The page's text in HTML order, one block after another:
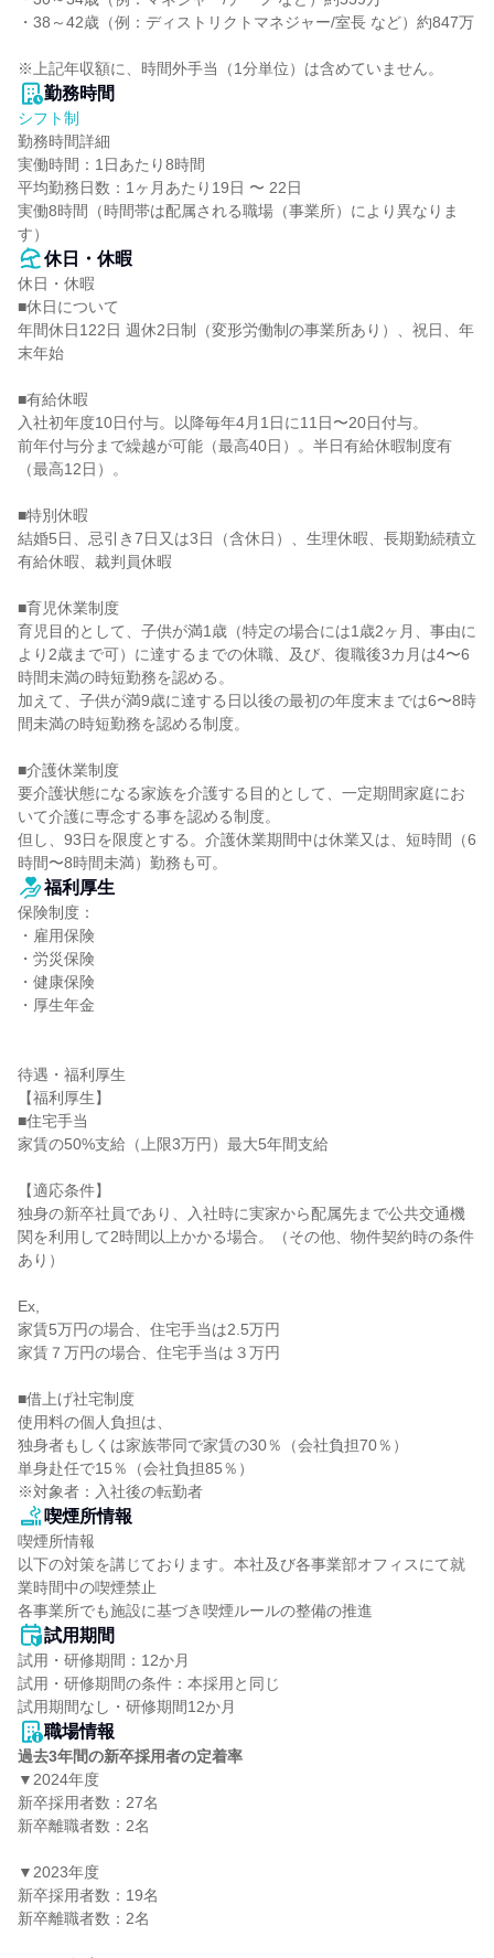
・38～42歳（例：ディストリクトマネジャー/室長 など）約847万
※上記年収額に、時間外手当（1分単位）は含めていません。
勤務時間
シフト制
勤務時間詳細
実働時間：1日あたり8時間
平均勤務日数：1ヶ月あたり19日 〜 22日
実働8時間（時間帯は配属される職場（事業所）により異なりま
す）
休日・休暇
休日・休暇
■休日について
年間休日122日 週休2日制（変形労働制の事業所あり）、祝日、年
末年始
■有給休暇
入社初年度10日付与。以降毎年4月1日に11日〜20日付与。
前年付与分まで繰越が可能（最高40日）。半日有給休暇制度有
（最高12日）。
■特別休暇
結婚5日、忌引き7日又は3日（含休日）、生理休暇、長期勤続積立
有給休暇、裁判員休暇
■育児休業制度
育児目的として、子供が満1歳（特定の場合には1歳2ヶ月、事由に
より2歳まで可）に達するまでの休職、及び、復職後3カ月は4〜6
時間未満の時短勤務を認める。
加えて、子供が満9歳に達する日以後の最初の年度末までは6〜8時
間未満の時短勤務を認める制度。
■介護休業制度
要介護状態になる家族を介護する目的として、一定期間家庭にお
いて介護に専念する事を認める制度。
但し、93日を限度とする。介護休業期間中は休業又は、短時間（6
時間〜8時間未満）勤務も可。
福利厚生
保険制度：
・雇用保険
・労災保険
・健康保険
・厚生年金
待遇・福利厚生
【福利厚生】
■住宅手当
家賃の50%支給（上限3万円）最大5年間支給
【適応条件】
独身の新卒社員であり、入社時に実家から配属先まで公共交通機
関を利用して2時間以上かかる場合。（その他、物件契約時の条件
あり）
Ex,
家賃5万円の場合、住宅手当は2.5万円
家賃７万円の場合、住宅手当は３万円
■借上げ社宅制度
使用料の個人負担は、
独身者もしくは家族帯同で家賃の30％（会社負担70％）
単身赴任で15％（会社負担85％）
※対象者：入社後の転勤者
喫煙所情報
喫煙所情報
以下の対策を講じております。本社及び各事業部オフィスにて就
業時間中の喫煙禁止
各事業所でも施設に基づき喫煙ルールの整備の推進
試用期間
試用・研修期間：12か月
試用・研修期間の条件：本採用と同じ
職場情報
過去3年間の新卒採用者の定着率
▼2024年度
新卒採用者数：27名
新卒離職者数：2名
▼2023年度
新卒採用者数：19名
新卒離職者数：2名